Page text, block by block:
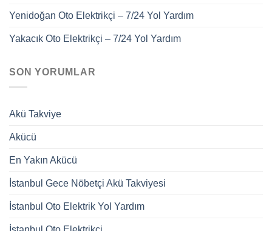
Yenidoğan Oto Elektrikçi – 7/24 Yol Yardım
Yakacık Oto Elektrikçi – 7/24 Yol Yardım
SON YORUMLAR
Akü Takviye
Akücü
En Yakın Akücü
İstanbul Gece Nöbetçi Akü Takviyesi
İstanbul Oto Elektrik Yol Yardım